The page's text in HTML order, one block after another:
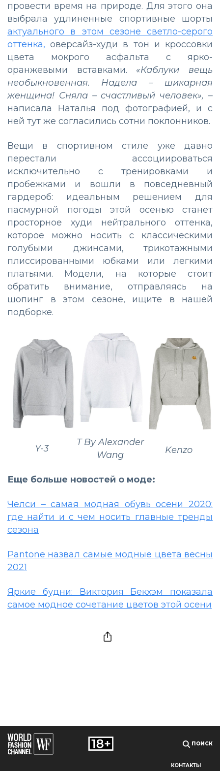
провести время на природе. Для этого она
выбрала удлиненные спортивные шорты
актуального в этом сезоне светло-серого
оттенка, оверсайз-худи в тон и кроссовки
цвета мокрого асфальта с ярко-
оранжевыми вставками. «Каблуки вещь
необыкновенная. Надела – шикарная
женщина! Сняла – счастливый человек», –
написала Наталья под фотографией, и с
ней тут же согласились сотни поклонников.
Вещи в спортивном стиле уже давно
перестали ассоциироваться
исключительно с тренировками и
пробежками и вошли в повседневный
гардероб: идеальным решением для
пасмурной погоды этой осенью станет
просторное худи нейтрального оттенка,
которое можно носить с классическими
голубыми джинсами, трикотажными
плиссированными юбками или легкими
платьями. Модели, на которые стоит
обратить внимание, отправляясь на
шопинг в этом сезоне, ищите в нашей
подборке.
Y-3
T By Alexander
Wang
Kenzo
Еще больше новостей о моде:
Челси – самая модная обувь осени 2020:
где найти и с чем носить главные тренды
сезона
Pantone назвал самые модные цвета весны
2021
Яркие будни: Виктория Бекхэм показала
самое модное сочетание цветов этой осени
ПОИСК
КОНТАКТЫ